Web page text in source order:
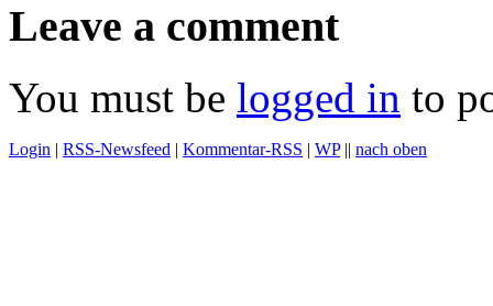
Leave a comment
You must be logged in to
Login | RSS-Newsfeed | Kommentar-RSS | WP|| nach oben